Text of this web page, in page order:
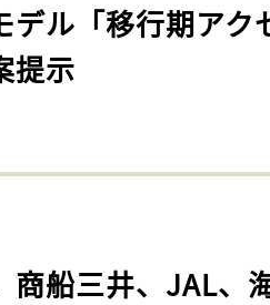
デル「移行期アク
提示
商船三井、JAL、